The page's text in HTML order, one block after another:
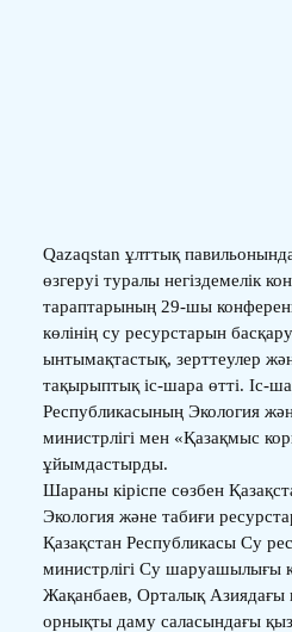
Qazaqstan ұлттық
өзгеруі туралы негіздемелік
тараптарының 29-шы
көлінің су ресурстарын
ынтымақтастық, зерттеулер
тақырыптық іс-шара өтті. Іс-
Республикасының Экология
министрлігі мен «Қазақмыс
ұйымдастырды.
Шараны кіріспе сөзбен
Экология және табиғи
Қазақстан Республикасы Су
министрлігі Су шаруашылығы
Жақанбаев, Орталық Азиядағы
орнықты даму саласындағы